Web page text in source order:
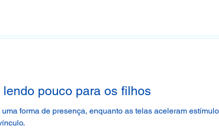
pouco para os filhos
forma de presença, enquanto as telas aceleram